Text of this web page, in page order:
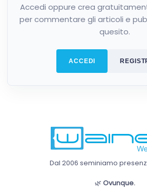
Accedi oppure crea
per commentare gli articoli e
quesito.
ACCEDI
Dal 2006 seminiamo
🌿 Ovunque.